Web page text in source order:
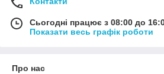
Сьогодні працює з 08:00 до
Показати весь графік роботи
Про нас